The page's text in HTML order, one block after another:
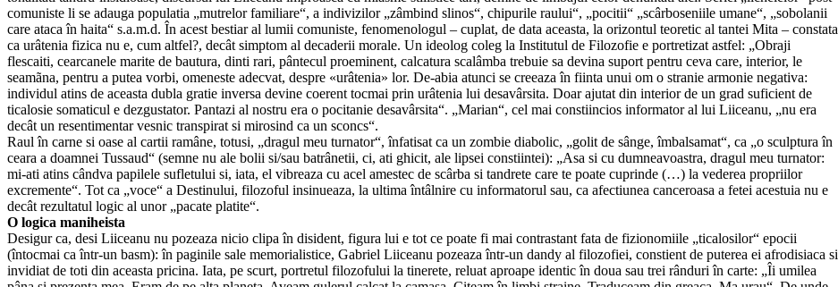
comuniste li se adauga populatia „mutrelor familiare“, a indivizilor „zâmbind slinos“, chipurile raului“, „pocitii“ „scârboseniile umane“, „sobolanii
care ataca în haita“ s.a.m.d. În acest bestiar al lumii comuniste, fenomenologul – cuplat, de data aceasta, la orizontul teoretic al tantei Mita – constata
ca urâtenia fizica nu e, cum altfel?, decât simptom al decaderii morale. Un ideolog coleg la Institutul de Filozofie e portretizat astfel: „Obraji
flescaiti, cearcanele marite de bautura, dinti rari, pântecul proeminent, calcatura scalâmba trebuie sa devina suport pentru ceva care, interior, le
seamãna, pentru a putea vorbi, omeneste adecvat, despre «urâtenia» lor. De-abia atunci se creeaza în fiinta unui om o stranie armonie negativa:
individul atins de aceasta dubla gratie inversa devine coerent tocmai prin urâtenia lui desavârsita. Doar ajutat din interior de un grad suficient de
ticalosie somaticul e dezgustator. Pantazi al nostru era o pocitanie desavârsita“. „Marian“, cel mai constiincios informator al lui Liiceanu, „nu era
decât un resentimentar vesnic transpirat si mirosind ca un sconcs“.
Raul în carne si oase al cartii ramâne, totusi, „dragul meu turnator“, înfatisat ca un zombie diabolic, „golit de sânge, îmbalsamat“, ca „o sculptura în
ceara a doamnei Tussaud“ (semne nu ale bolii si/sau batrânetii, ci, ati ghicit, ale lipsei constiintei): „Asa si cu dumneavoastra, dragul meu turnator:
mi-ati atins cândva papilele sufletului si, iata, el vibreaza cu acel amestec de scârba si tandrete care te poate cuprinde (…) la vederea propriilor
excremente“. Tot ca „voce“ a Destinului, filozoful insinueaza, la ultima întâlnire cu informatorul sau, ca afectiunea canceroasa a fetei acestuia nu e
decât rezultatul logic al unor „pacate platite“.
O logica maniheista
Desigur ca, desi Liiceanu nu pozeaza nicio clipa în disident, figura lui e tot ce poate fi mai contrastant fata de fizionomiile „ticalosilor“ epocii
(întocmai ca într-un basm): în paginile sale memorialistice, Gabriel Liiceanu pozeaza într-un dandy al filozofiei, constient de puterea ei afrodisiaca si
invidiat de toti din aceasta pricina. Iata, pe scurt, portretul filozofului la tinerete, reluat aproape identic în doua sau trei rânduri în carte: „Îi umilea